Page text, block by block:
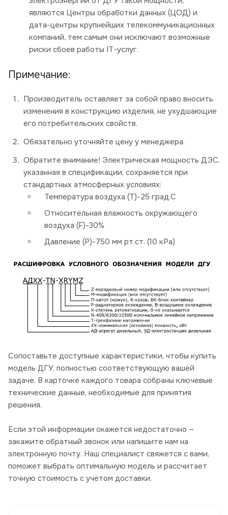
являются Центры обработки данных (ЦОД) и
дата-центры крупнейших телекоммуникационных
компаний, тем самым они исключают возможные
риски сбоев работы IT-услуг.
Примечание:
Производитель оставляет за собой право вносить
изменения в конструкцию изделия, не ухудшающие
его потребительских свойств.
Обязательно уточняйте цену у менеджера.
Обратите внимание! Электрическая мощность ДЭС,
указанная в спецификации, сохраняется при
стандартных атмосферных условиях:
Температура воздуха (Т)-25 град.С
Относительная влажность окружающего
воздуха (F)-30%
Давление (P)-750 мм рт.ст. (10 кРа)
Сопоставьте доступные характеристики, чтобы купить
модель ДГУ, полностью соответствующую вашей
задаче. В карточке каждого товара собраны ключевые
технические данные, необходимые для принятия
решения.
Если этой информации окажется недостаточно —
закажите обратный звонок или напишите нам на
электронную почту. Наш специалист свяжется с вами,
поможет выбрать оптимальную модель и рассчитает
точную стоимость с учётом доставки.